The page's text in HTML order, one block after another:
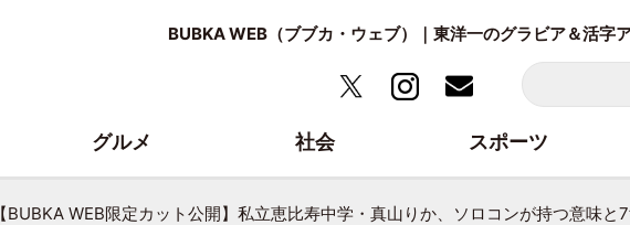
BUBKA WEB（ブブカ・ウェブ）｜東洋一のグラビア＆活字
【BUBKA WEB限定カット公開】私立恵比寿中学・真山りか、ソロコンが持つ意味と
グルメ 社会 スポーツ